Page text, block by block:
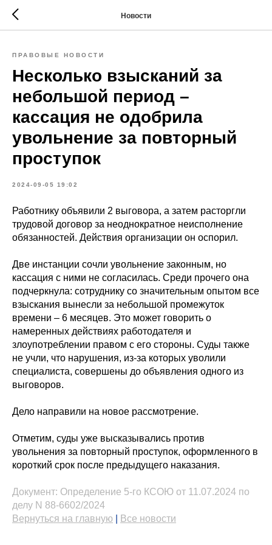
Новости
ПРАВОВЫЕ НОВОСТИ
Несколько взысканий за
небольшой период –
кассация не одобрила
увольнение за повторный
проступок
2024-09-05 19:02
Работнику объявили 2 выговора, а затем расторгли
трудовой договор за неоднократное неисполнение
обязанностей. Действия организации он оспорил.
Две инстанции сочли увольнение законным, но
кассация с ними не согласилась. Среди прочего она
подчеркнула: сотруднику со значительным опытом все
взыскания вынесли за небольшой промежуток
времени – 6 месяцев. Это может говорить о
намеренных действиях работодателя и
злоупотреблении правом с его стороны. Суды также
не учли, что нарушения, из-за которых уволили
специалиста, совершены до объявления одного из
выговоров.
Дело направили на новое рассмотрение.
Отметим, суды уже высказывались против
увольнения за повторный проступок, оформленного в
короткий срок после предыдущего наказания.
Документ: Определение 5-го КСОЮ от 11.07.2024 по
делу N 88-6602/2024
Вернуться на главную
Все новости